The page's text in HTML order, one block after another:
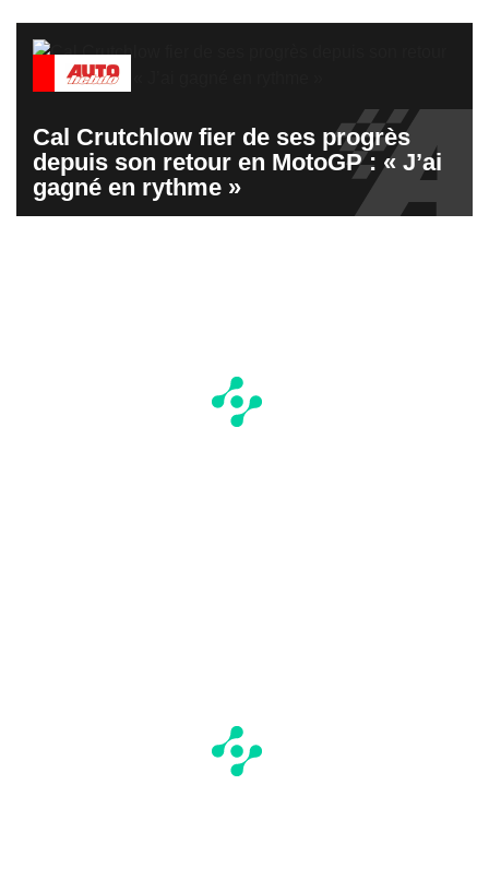
Cal Crutchlow fier de ses progrès
depuis son retour en MotoGP : « J’ai
gagné en rythme »